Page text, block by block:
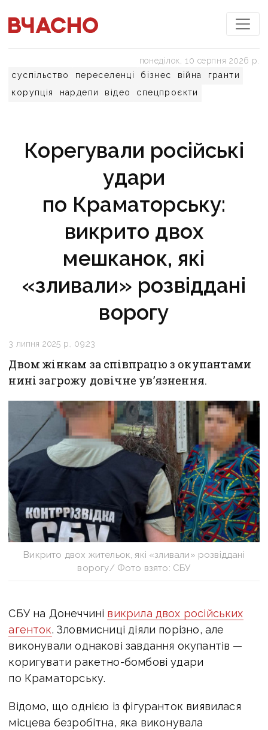
суспільство переселенці бізнес війна
гранти
корупція
нардепи відео спецпроєкти
понеділок, 10 серпня 2026 р.
Корегували російські
удари
по Краматорську:
викрито двох
мешканок, які
«зливали» розвіддані
ворогу
3 липня 2025 р., 09:23
Двом жінкам за співпрацю з окупантами
нині загрожу довічне ув’язнення.
Викрито двох жительок, які «зливали» розвіддані
ворогу/ Фото взято: СБУ
СБУ на Донеччині викрила двох російських
агенток. Зловмисниці діяли порізно, але
виконували однакові завдання окупантів —
коригувати ракетно-бомбові удари
по Краматорську.
Відомо, що однією із фігуранток виявилася
місцева безробітна, яка виконувала